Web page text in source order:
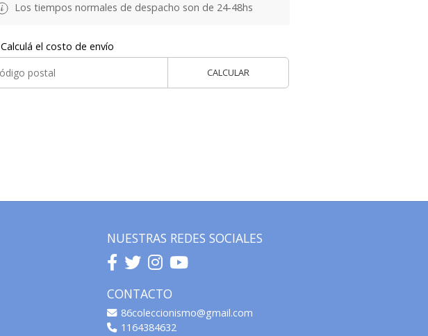
Los tiempos normales de despacho son de 24-48hs
Calculá el costo de envío
CALCULAR
NUESTRAS REDES SOCIALES
CONTACTO
86coleccionismo@gmail.com
1164384632